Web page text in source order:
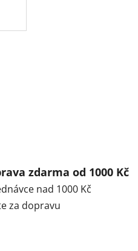
zdarma od 1000 Kč
nad 1000 Kč
za dopravu